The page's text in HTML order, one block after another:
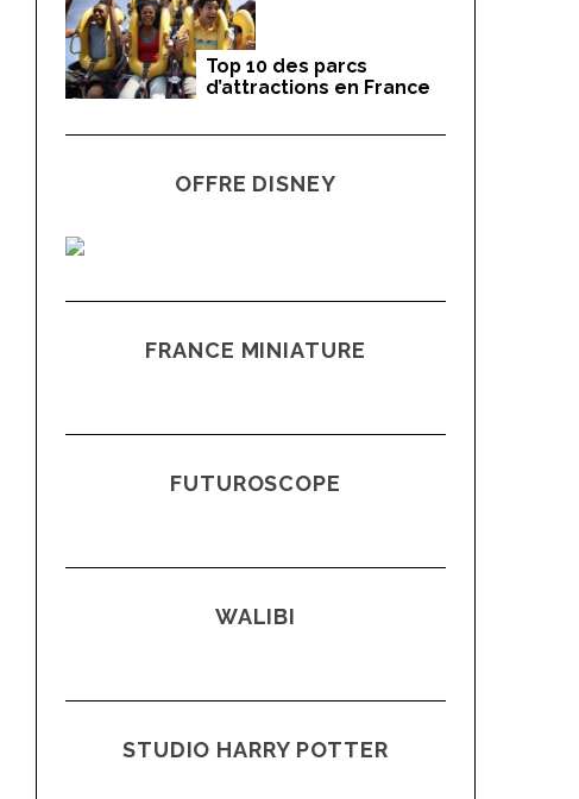
Top 10 des parcs
d’attractions en France
OFFRE DISNEY
FRANCE MINIATURE
FUTUROSCOPE
WALIBI
STUDIO HARRY POTTER